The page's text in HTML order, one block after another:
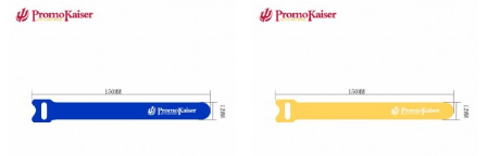
Individuelle
Individuelle